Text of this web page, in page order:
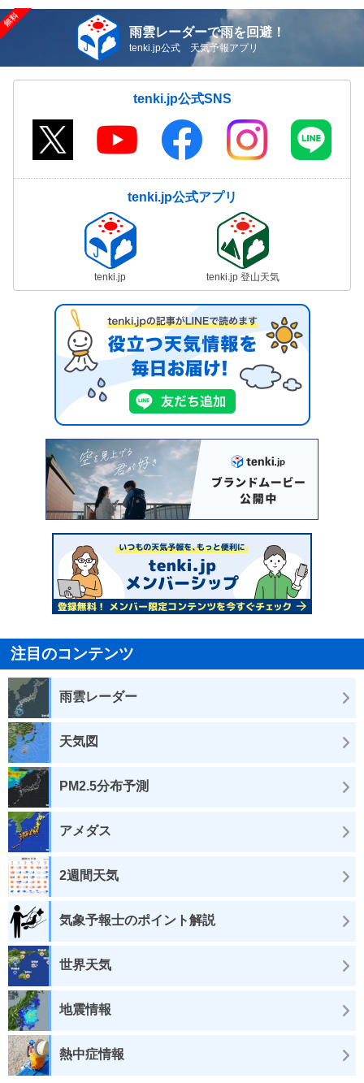
雨雲レーダーで雨を回避！
tenki.jp公式 天気予報アプリ
tenki.jp公式SNS
tenki.jp公式アプリ
tenki.jp tenki.jp 登山天気
注目のコンテンツ
雨雲レーダー
天気図
PM2.5分布予測
アメダス
2週間天気
気象予報士のポイント解説
世界天気
地震情報
熱中症情報